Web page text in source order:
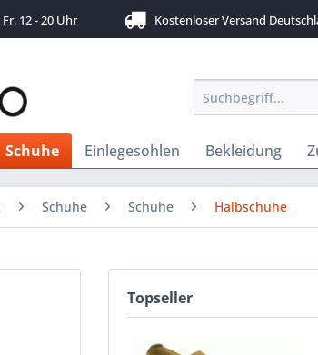
12 - 20 Uhr Kostenloser Versand
Schuhe Einlegesohlen Bekleidung
Schuhe Schuhe Halbschuhe
Topseller